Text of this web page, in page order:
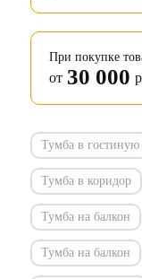
При покупке
от 30 000
Тумба в гостиную
Тумба в коридор
Тумба на балкон
Тумба на балкон